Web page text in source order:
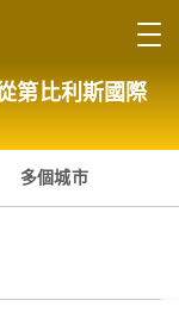
第比利斯國際
多個城市